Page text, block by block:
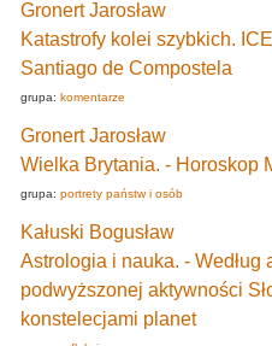
Gronert Jarosław
Katastrofy kolei szybkich.
Santiago de Compostela
grupa: komentarze
Gronert Jarosław
Wielka Brytania. - Horoskop
grupa: portrety państw i osób
Kałuski Bogusław
Astrologia i nauka. - Według
podwyższonej aktywności
konstelecjami planet